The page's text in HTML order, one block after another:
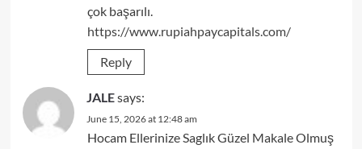
çok başarılı.
https://www.rupiahpaycapitals.com/
Reply
JALEsays:
June 15, 2026 at 12:48 am
Hocam Ellerinize Saglık Güzel Makale Olmuş